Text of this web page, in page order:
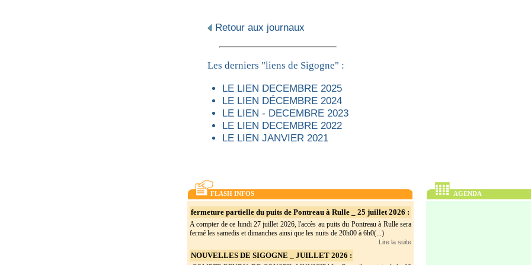
Retour aux journaux
Les derniers "liens de Sigogne" :
LE LIEN DECEMBRE 2025
LE LIEN DÉCEMBRE 2024
LE LIEN - DECEMBRE 2023
LE LIEN DECEMBRE 2022
LE LIEN JANVIER 2021
FLASH INFOS AGENDA
fermeture partielle du puits de Pontreau à Rulle _ 25 juillet 2026 :
A compter de ce lundi 27 juillet 2026, l'accès au puits du Pontreau à Rulle sera
fermé les samedis et dimanches ainsi que les nuits de 20h00 à 6h0(...)
Lire la suite
NOUVELLES DE SIGOGNE _ JUILLET 2026 :